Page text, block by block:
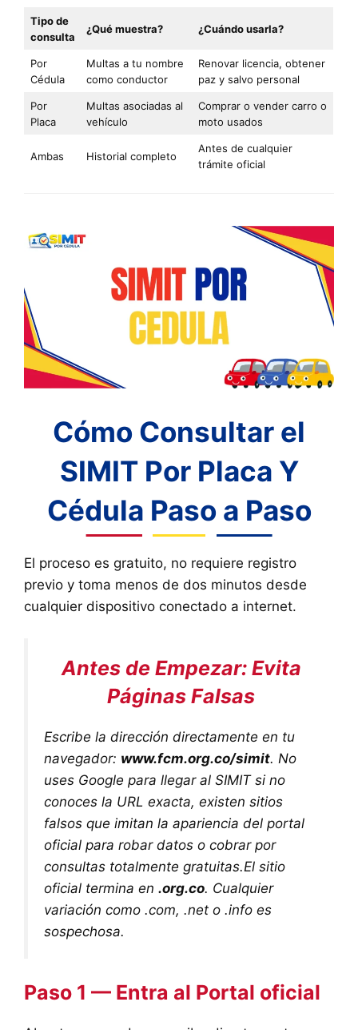
Tipo de
consulta
¿Qué muestra? ¿Cuándo usarla?
Por
Cédula
Multas a tu nombre
como conductor
Renovar licencia, obtener
paz y salvo personal
Por
Placa
Multas asociadas al
vehículo
Comprar o vender carro o
moto usados
Ambas Historial completo
Antes de cualquier
trámite oficial
Cómo Consultar el
SIMIT Por Placa Y
Cédula Paso a Paso
El proceso es gratuito, no requiere registro
previo y toma menos de dos minutos desde
cualquier dispositivo conectado a internet.
Antes de Empezar: Evita
Páginas Falsas
Escribe la dirección directamente en tu
navegador: www.fcm.org.co/simit. No
uses Google para llegar al SIMIT si no
conoces la URL exacta, existen sitios
falsos que imitan la apariencia del portal
oficial para robar datos o cobrar por
consultas totalmente gratuitas.El sitio
oficial termina en .org.co. Cualquier
variación como .com, .net o .info es
sospechosa.
Paso 1 — Entra al Portal oficial